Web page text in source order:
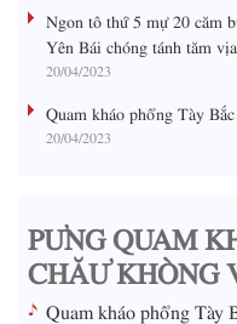
Ngon tô thứ 5 mự 20 căm
Yên Bái chóng tánh tăm
20/04/2023
Quam kháo phổng Tày
20/04/2023
PƯNG QUAM
CHĂƯ KHÒNG
Quam kháo phổng Tày